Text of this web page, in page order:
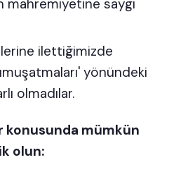
mahremiyetine saygı
ilettiğimizde
yönündeki
olmadılar.
konusunda mümkün
olun: